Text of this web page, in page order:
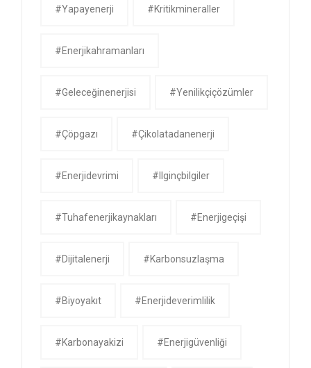
#yapayenerji #kritikmineraller
#enerjikahramanları
#geleceğinenerjisi #yenilikçiçözümler
#çöpgazı #çikolatadanenerji
#enerjidevrimi #ilginçbilgiler
#tuhafenerjikaynakları #enerjigeçişi
#dijitalenerji #karbonsuzlaşma
#biyoyakıt #enerjideverimlilik
#karbonayakizi #enerjigüvenliği